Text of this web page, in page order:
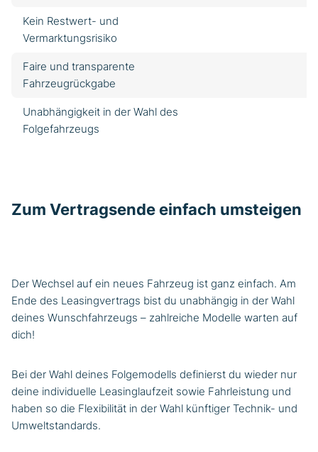
Kein Restwert- und
Vermarktungsrisiko
Faire und transparente
Fahrzeugrückgabe
Unabhängigkeit in der Wahl des
Folgefahrzeugs
Zum Vertragsende einfach umsteigen
Der Wechsel auf ein neues Fahrzeug ist ganz einfach. Am
Ende des Leasingvertrags bist du unabhängig in der Wahl
deines Wunschfahrzeugs – zahlreiche Modelle warten auf
dich!
Bei der Wahl deines Folgemodells definierst du wieder nur
deine individuelle Leasinglaufzeit sowie Fahrleistung und
haben so die Flexibilität in der Wahl künftiger Technik- und
Umweltstandards.